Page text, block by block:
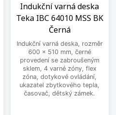
Indukční varná deska
Teka IBC 64010 MSS BK
Černá
Indukční varná deska, rozměr
600 x 510 mm, černé
provedení se zabroušeným
sklem, 4 varné zóny, flex
zóna, dotykové ovládání,
ukazatel zbytkového tepla,
časovač, dětský zámek.